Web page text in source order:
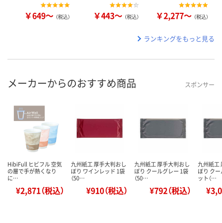
￥649～ （税込） ￥443～ （税込） ￥2,277～ （税込）
ランキングをもっと見る
メーカーからのおすすめ商品 スポンサー
HibiFull ヒビフル 空気
の層で手が熱くなり
に…
¥2,871（税込）
九州紙工 厚手大判おし
ぼり ワインレッド 1袋
（50…
¥910（税込）
九州紙工 厚手大判おし
ぼり クールグレー 1袋
（50…
¥792（税込）
九州紙工
ぼり ク
ット（…